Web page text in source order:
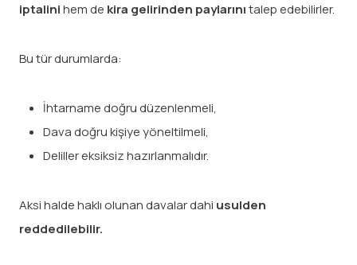
iptalinihem de kira gelirinden paylarınıtalep edebilirler.
Bu tür durumlarda:
İhtarname doğru düzenlenmeli,
Dava doğru kişiye yöneltilmeli,
Deliller eksiksiz hazırlanmalıdır.
Aksi halde haklı olunan davalar dahi usulden
reddedilebilir.